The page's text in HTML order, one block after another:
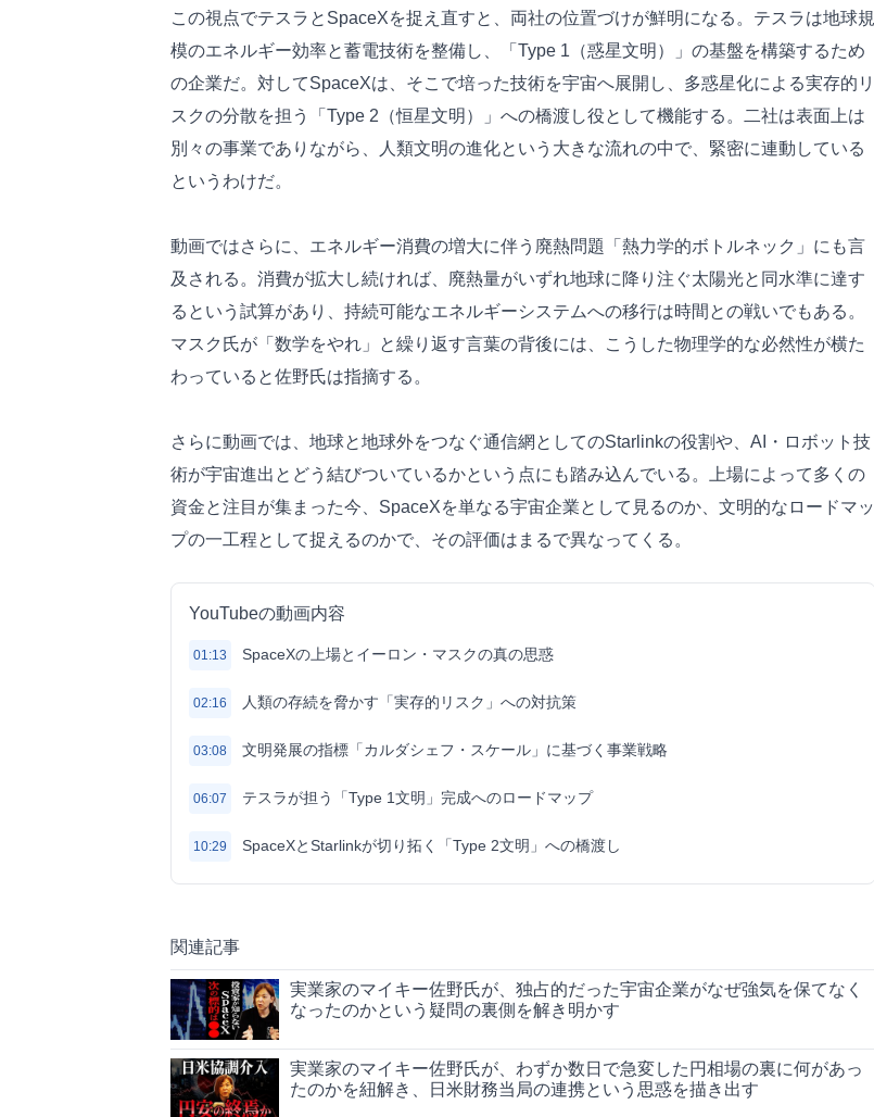
この視点でテスラとSpaceXを捉え直すと、両社の位置づけが鮮明になる。テスラは地球規
模のエネルギー効率と蓄電技術を整備し、「Type 1（惑星文明）」の基盤を構築するため
の企業だ。対してSpaceXは、そこで培った技術を宇宙へ展開し、多惑星化による実存的リ
スクの分散を担う「Type 2（恒星文明）」への橋渡し役として機能する。二社は表面上は
別々の事業でありながら、人類文明の進化という大きな流れの中で、緊密に連動している
というわけだ。
動画ではさらに、エネルギー消費の増大に伴う廃熱問題「熱力学的ボトルネック」にも言
及される。消費が拡大し続ければ、廃熱量がいずれ地球に降り注ぐ太陽光と同水準に達す
るという試算があり、持続可能なエネルギーシステムへの移行は時間との戦いでもある。
マスク氏が「数学をやれ」と繰り返す言葉の背後には、こうした物理学的な必然性が横た
わっていると佐野氏は指摘する。
さらに動画では、地球と地球外をつなぐ通信網としてのStarlinkの役割や、AI・ロボット技
術が宇宙進出とどう結びついているかという点にも踏み込んでいる。上場によって多くの
資金と注目が集まった今、SpaceXを単なる宇宙企業として見るのか、文明的なロードマッ
プの一工程として捉えるのかで、その評価はまるで異なってくる。
YouTubeの動画内容
01:13 SpaceXの上場とイーロン・マスクの真の思惑
02:16 人類の存続を脅かす「実存的リスク」への対抗策
03:08 文明発展の指標「カルダシェフ・スケール」に基づく事業戦略
06:07 テスラが担う「Type 1文明」完成へのロードマップ
10:29 SpaceXとStarlinkが切り拓く「Type 2文明」への橋渡し
関連記事
実業家のマイキー佐野氏が、独占的だった宇宙企業がなぜ強気を保てなく
なったのかという疑問の裏側を解き明かす
実業家のマイキー佐野氏が、わずか数日で急変した円相場の裏に何があっ
たのかを紐解き、日米財務当局の連携という思惑を描き出す